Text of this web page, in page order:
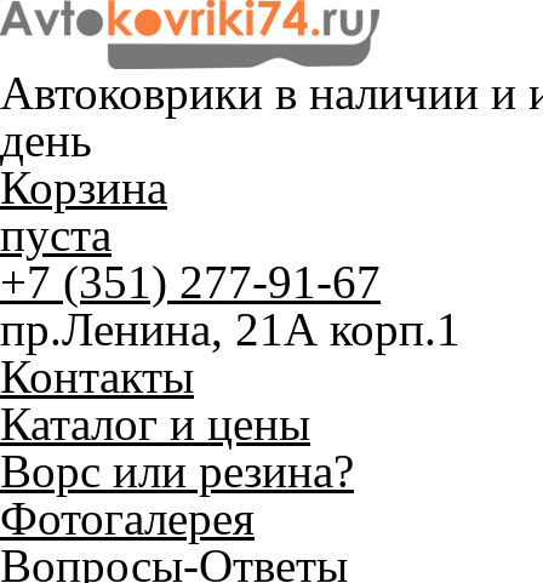
Автоковрики в наличии и
день
Корзина
пуста
+7 (351) 277-91-67
пр.Ленина, 21А корп.1
Контакты
Каталог и цены
Ворс или резина?
Фотогалерея
Вопросы-Ответы